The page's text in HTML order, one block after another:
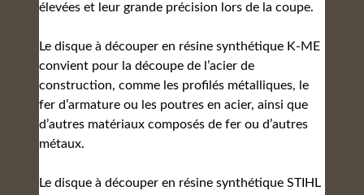
élevées et leur grande précision lors de la coupe.
Le disque à découper en résine synthétique K-ME
convient pour la découpe de l’acier de
construction, comme les profilés métalliques, le
fer d’armature ou les poutres en acier, ainsi que
d’autres matériaux composés de fer ou d’autres
métaux.
Le disque à découper en résine synthétique STIHL